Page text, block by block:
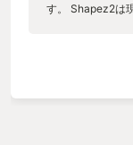
す。 Shapez2は
いましょう！ さ
ション」+「図
の流れは 1.お題